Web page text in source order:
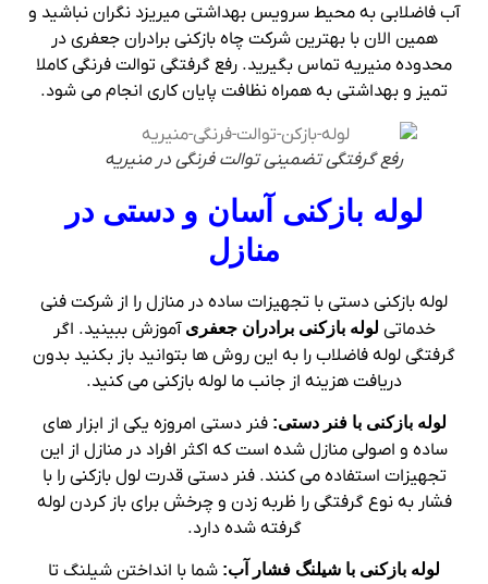
آب فاضلابی به محیط سرویس بهداشتی میریزد نگران نباشید و
همین الان با بهترین شرکت چاه بازکنی برادران جعفری در
محدوده منیریه تماس بگیرید. رفع گرفتگی توالت فرنگی کاملا
تمیز و بهداشتی به همراه نظافت پایان کاری انجام می شود.
رفع گرفتگی تضمینی توالت فرنگی در منیریه
لوله بازکنی آسان و دستی در
منازل
لوله بازکنی دستی با تجهیزات ساده در منازل را از شرکت فنی
خدماتی لوله بازکنی برادران جعفری آموزش ببینید. اگر
گرفتگی لوله فاضلاب را به این روش ها بتوانید باز بکنید بدون
دریافت هزینه از جانب ما لوله بازکنی می کنید.
لوله بازکنی با فنر دستی: فنر دستی امروزه یکی از ابزار های
ساده و اصولی منازل شده است که اکثر افراد در منازل از این
تجهیزات استفاده می کنند. فنر دستی قدرت لول بازکنی را با
فشار به نوع گرفتگی را ظربه زدن و چرخش برای باز کردن لوله
گرفته شده دارد.
لوله بازکنی با شیلنگ فشار آب: شما با انداختن شیلنگ تا